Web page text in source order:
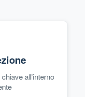
all'interno